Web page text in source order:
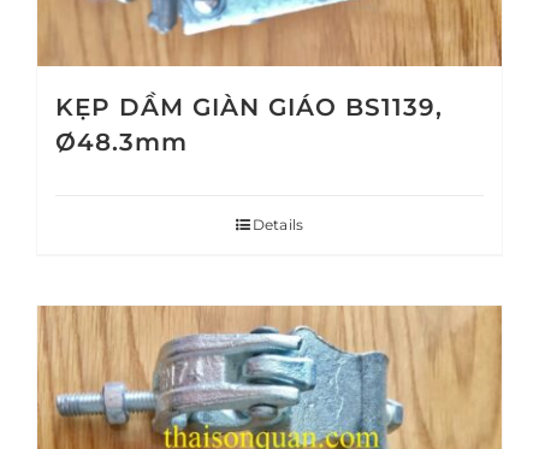
KẸP DẦM GIÀN GIÁO BS1139,
Ø48.3mm
Details